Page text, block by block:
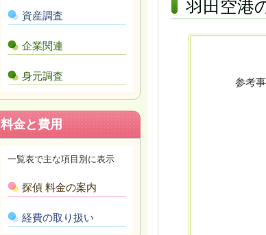
羽田空港
参考
資産調査
企業関連
身元調査
料金と費用
一覧表で主な項目別に表示
探偵 料金の案内
経費の取り扱い